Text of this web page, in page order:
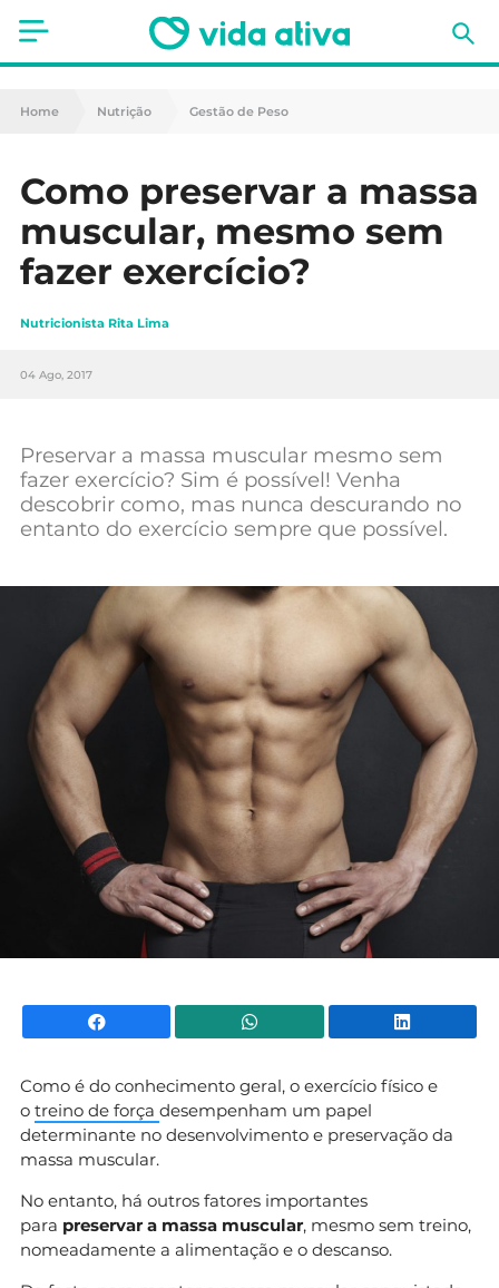
Saúde
Nutrição
Receitas
Fitness
Mães e Bebés
Home Nutrição Gestão de Peso
Como preservar a massa
muscular, mesmo sem
fazer exercício?
Nutricionista Rita Lima
04 Ago, 2017
Preservar a massa muscular mesmo sem
fazer exercício? Sim é possível! Venha
descobrir como, mas nunca descurando no
entanto do exercício sempre que possível.
Facebook WhatsApp
Como é do conhecimento geral, o exercício físico e
o treino de força desempenham um papel
determinante no desenvolvimento e preservação da
massa muscular.
No entanto, há outros fatores importantes
para preservar a massa muscular, mesmo sem treino,
nomeadamente a alimentação e o descanso.